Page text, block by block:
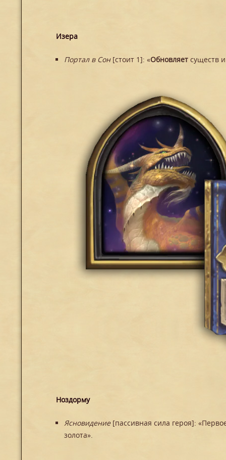
Изера
Портал в Сон [стоит 1]: «Обновляет существ
Ноздорму
Ясновидение [пассивная сила героя]:
золота».